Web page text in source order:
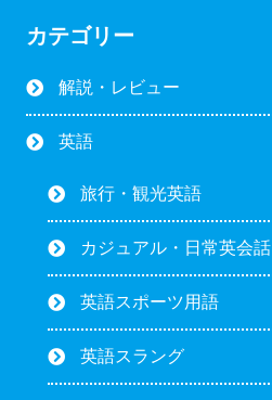
カテゴリー
解説・レビュー
英語
旅行・観光英語
カジュアル・日常英会話
英語スポーツ用語
英語スラング